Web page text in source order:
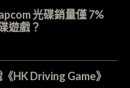
光碟銷量僅 7%
遊戲？
HK Driving Game》